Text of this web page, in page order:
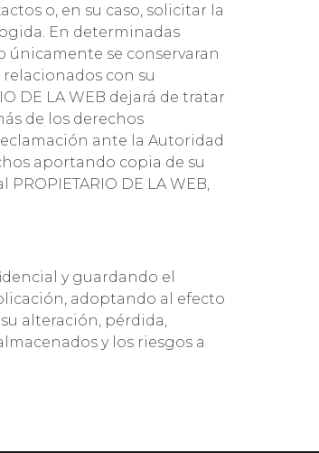
o, en su caso, solicitar la
En determinadas
únicamente se conservaran
con su
DE LA WEB dejará de tratar
de los derechos
ante la Autoridad
aportando copia de su
DE LA WEB,
y guardando el
adoptando al efecto
alteración, pérdida,
y los riesgos a